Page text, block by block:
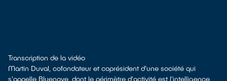
Transcription de la vidéo
Martin Duval, cofondateur et coprésident d'une société qui
s'appelle Bluenove, dont le périmètre d'activité est l'intelligence